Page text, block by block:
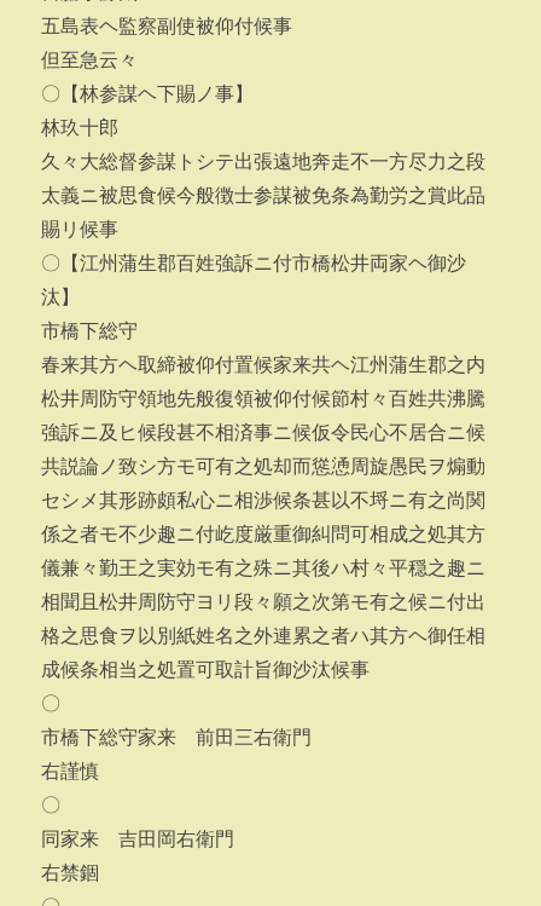
五島表ヘ監察副使被仰付候事
但至急云々
〇【林参謀ヘ下賜ノ事】
林玖十郎
久々大総督参謀トシテ出張遠地奔走不一方尽力之段
太義ニ被思食候今般徴士参謀被免条為勤労之賞此品
賜リ候事
〇【江州蒲生郡百姓強訴ニ付市橋松井両家ヘ御沙
汰】
市橋下総守
春来其方ヘ取締被仰付置候家来共ヘ江州蒲生郡之内
松井周防守領地先般復領被仰付候節村々百姓共沸騰
強訴ニ及ヒ候段甚不相済事ニ候仮令民心不居合ニ候
共説論ノ致シ方モ可有之処却而慫慂周旋愚民ヲ煽動
セシメ其形跡頗私心ニ相渉候条甚以不埒ニ有之尚関
係之者モ不少趣ニ付屹度厳重御糾問可相成之処其方
儀兼々勤王之実効モ有之殊ニ其後ハ村々平穏之趣ニ
相聞且松井周防守ヨリ段々願之次第モ有之候ニ付出
格之思食ヲ以別紙姓名之外連累之者ハ其方ヘ御任相
成候条相当之処置可取計旨御沙汰候事
〇
市橋下総守家来 前田三右衛門
右謹慎
〇
同家来 吉田岡右衛門
右禁錮